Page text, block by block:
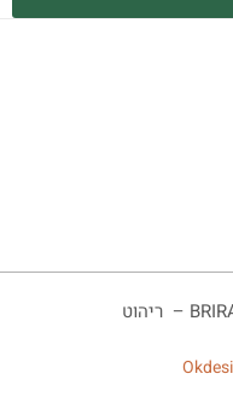
2023© כל הזכויות שמורות ל-BRIRA – ריהוט